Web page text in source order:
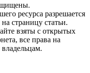
ресурса разрешается
страницу статьи.
взяты с открытых
все права на